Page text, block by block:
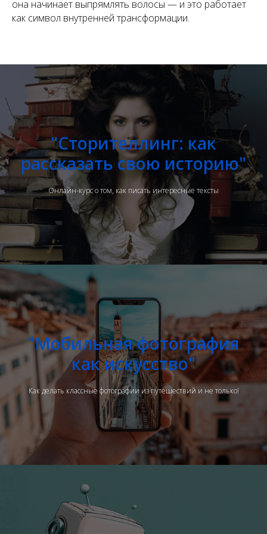
она начинает выпрямлять волосы — и это работает
как символ внутренней трансформации.
"Сторителлинг: как
рассказать свою историю"
Онлайн-курс о том, как писать интересные тексты
"Мобильная фотография
как искусство"
Как делать классные фотографии из путешествий и не только!